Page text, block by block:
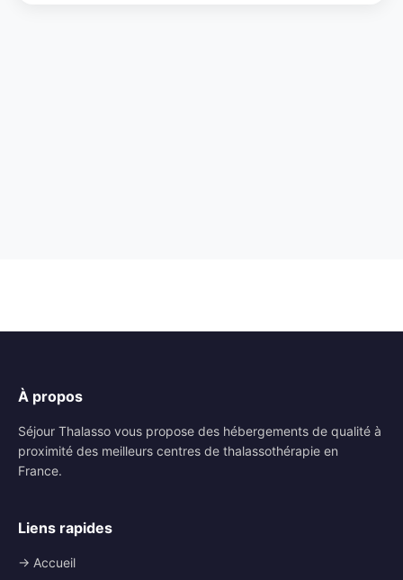
À propos
Séjour Thalasso vous propose des hébergements de qualité à
proximité des meilleurs centres de thalassothérapie en
France.
Liens rapides
→ Accueil